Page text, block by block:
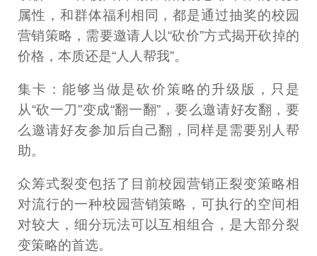
属性，和群体福利相同，都是通过抽奖的校园
营销策略，需要邀请人以“砍价”方式揭开砍掉的
价格，本质还是“人人帮我”。
集卡：能够当做是砍价策略的升级版，只是
从“砍一刀”变成“翻一翻”，要么邀请好友翻，要
么邀请好友参加后自己翻，同样是需要别人帮
助。
众筹式裂变包括了目前校园营销正裂变策略相
对流行的一种校园营销策略，可执行的空间相
对较大，细分玩法可以互相组合，是大部分裂
变策略的首选。